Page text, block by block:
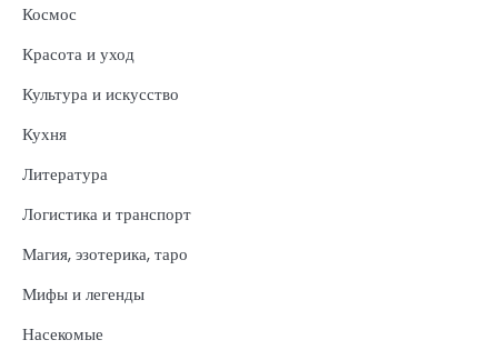
Космос
Красота и уход
Культура и искусство
Кухня
Литература
Логистика и транспорт
Магия, эзотерика, таро
Мифы и легенды
Насекомые